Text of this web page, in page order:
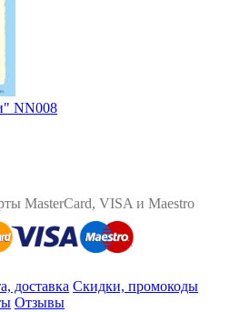
NN008
MasterCard, VISA и Maestro
доставка Скидки, промокоды
Отзывы